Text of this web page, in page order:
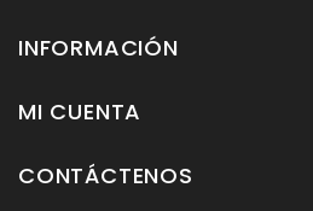
INFORMACIÓN
MI CUENTA
CONTÁCTENOS